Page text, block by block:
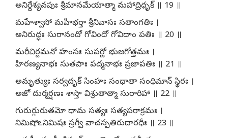
అనిర్దేశ్యవపుః శ్రీమానమేయాత్మా మహాద్రిధృక్ ॥ 19 ॥
మహేశ్వాసో మహీభర్తా శ్రీనివాసః సతాంగతిః ।
అనిరుద్ధః సురానందో గోవిందో గోవిదాం పతిః ॥ 20 ॥
మరీచిర్దమనో హంసః సుపర్ణో భుజగోత్తమః ।
హిరణ్యనాభః సుతపాః పద్మనాభః ప్రజాపతిః ॥ 21 ॥
అమృత్యుః సర్వదృక్ సింహః సంధాతా సంధిమాన్ స్థిరః ।
అజో దుర్మర్షణః శాస్తా విశ్రుతాత్మా సురారిహా ॥ 22 ॥
గురుర్గురుతమో ధామ సత్యః సత్యపరాక్రమః ।
నిమిషోఽనిమిషః స్రగ్వీ వాచస్పతిరుదారధీః ॥ 23 ॥